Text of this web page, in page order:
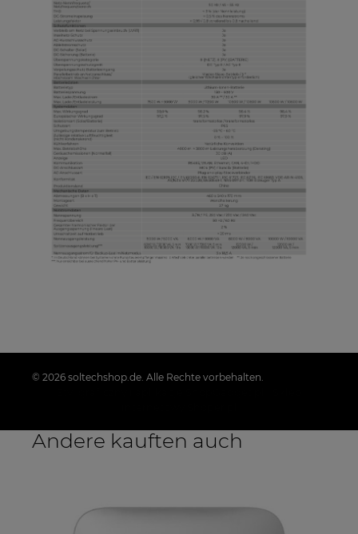
© 2026 soltechshop.de. Alle Rechte vorbehalten.
Andere kauften auch